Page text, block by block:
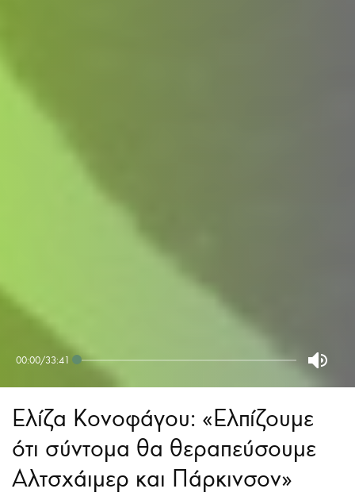
Ελίζα Κονοφάγου: «Ελπίζουμε
ότι σύντομα θα θεραπεύσουμε
Αλτσχάιμερ και Πάρκινσον»
00:00/33:41